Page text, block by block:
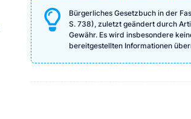
Bürgerliches Gesetzbuch in der
S. 738), zuletzt geändert durch
Gewähr. Es wird insbesondere
bereitgestellten Informationen